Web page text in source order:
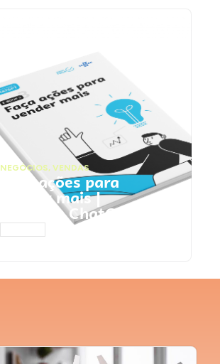
NEGÓCIOS, VENDAS
Faça ações para
vender mais |
Prompts ChatGPT